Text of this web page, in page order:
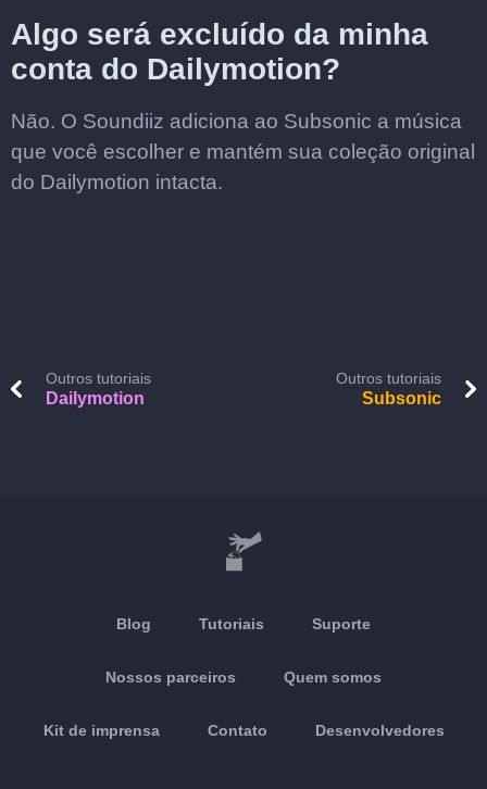
Algo será excluído da minha
conta do Dailymotion?
Não. O Soundiiz adiciona ao Subsonic a música
que você escolher e mantém sua coleção original
do Dailymotion intacta.
Outros tutoriais
Dailymotion
Outros tutoriais
Subsonic
Blog Tutoriais Suporte
Nossos parceiros Quem somos
Kit de imprensa Contato Desenvolvedores